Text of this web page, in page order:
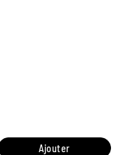
Ajouter